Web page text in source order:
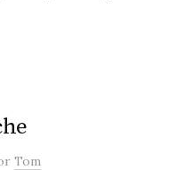
Tom